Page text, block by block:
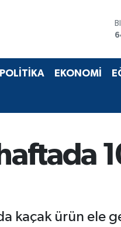
POLİTİKA EKONOMİ
kaçak ürün ele